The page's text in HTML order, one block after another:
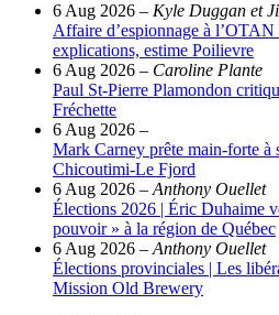
6 Aug 2026 – Kyle Duggan et
Affaire d’espionnage à
explications, estime Poilievre
6 Aug 2026 – Caroline Plante
Paul St-Pierre Plamondon
Fréchette
6 Aug 2026 –
Mark Carney prête main-forte à
Chicoutimi-Le Fjord
6 Aug 2026 – Anthony Ouellet
Élections 2026 | Éric Duhaime
pouvoir » à la région de Québec
6 Aug 2026 – Anthony Ouellet
Élections provinciales | Les
Mission Old Brewery